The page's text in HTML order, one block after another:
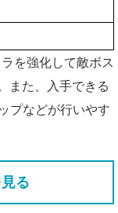
を強化して敵ボス
また、入手できる
プなどが行いやす
る